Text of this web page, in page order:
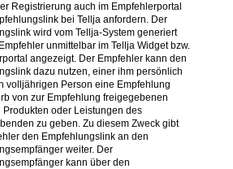
Registrierung auch im Empfehlerportal
bei Tellja anfordern. Der
wird vom Tellja-System generiert
unmittelbar im Tellja Widget bzw.
angezeigt. Der Empfehler kann den
dazu nutzen, einer ihm persönlich
volljährigen Person eine Empfehlung
von zur Empfehlung freigegebenen
Produkten oder Leistungen des
zu geben. Zu diesem Zweck gibt
den Empfehlungslink an den
weiter. Der
kann über den